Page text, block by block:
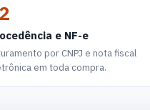
e NF-e
por CNPJ e nota fiscal
em toda compra.